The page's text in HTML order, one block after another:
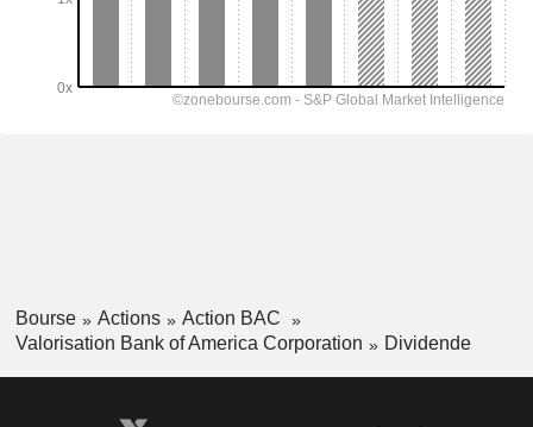
Bourse Actions
Action BAC
Valorisation Bank of America Corporation
Dividende